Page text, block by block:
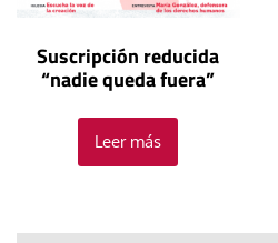
Suscripción reducida
“nadie queda fuera”
Leer más